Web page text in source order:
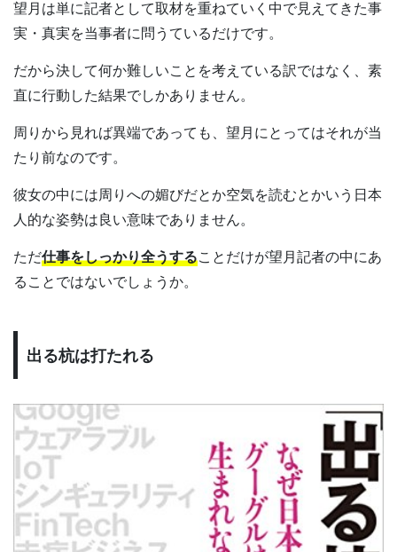
望月は単に記者として取材を重ねていく中で見えてきた事
実・真実を当事者に問うているだけです。
だから決して何か難しいことを考えている訳ではなく、素
直に行動した結果でしかありません。
周りから見れば異端であっても、望月にとってはそれが当
たり前なのです。
彼女の中には周りへの媚びだとか空気を読むとかいう日本
人的な姿勢は良い意味でありません。
ただ仕事をしっかり全うすることだけが望月記者の中にあ
ることではないでしょうか。
出る杭は打たれる